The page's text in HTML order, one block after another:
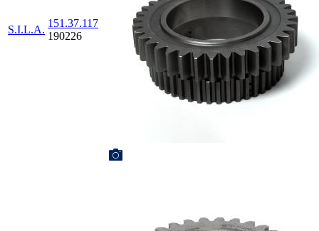
S.I.L.A.
151.37.117
190226